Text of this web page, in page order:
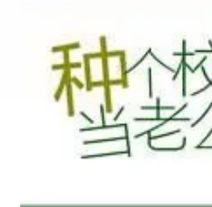
國
小
心
得
｜